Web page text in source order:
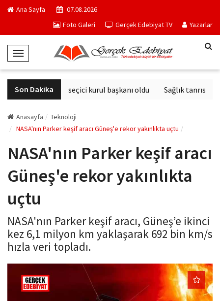
Ana Sayfa
07.08.2026
Foto Galeri
Gerçek Edebiyat TV Yazarlar
T
o
g
g
e
N
v
g
t
i
o
n
Son Dakika
Derviş Zaim seçici kurul başkanı oldu Sağlık
Anasayfa
Teknoloji
NASA'nın Parker keşif aracı Güneş'e rekor yakınlıkta uçtu
NASA'nın Parker keşif aracı
Güneş'e rekor yakınlıkta
uçtu
NASA'nın Parker keşif aracı, Güneş’e ikinci
kez 6,1 milyon km yaklaşarak 692 bin km/s
hızla veri topladı.